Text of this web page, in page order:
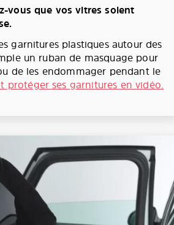
vous que vos vitres soient
garnitures plastiques autour des
un ruban de masquage pour
de les endommager pendant le
protéger ses garnitures en vidéo.